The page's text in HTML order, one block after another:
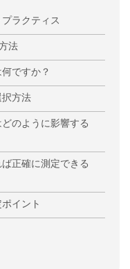
ラクティス
法
ですか？
方法
のように影響する
正確に測定できる
イント